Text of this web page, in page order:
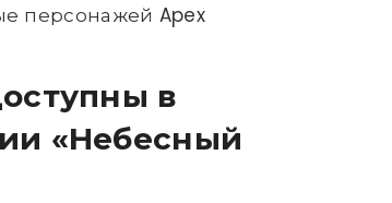
персонажей Apex
в
«Небесный